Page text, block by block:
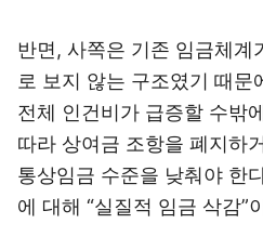
반면, 사쪽은 기존 임금체계
로 보지 않는 구조였기 때문
전체 인건비가 급증할 수밖
따라 상여금 조항을 폐지하
통상임금 수준을 낮춰야 한
에 대해 “실질적 임금 삭감”